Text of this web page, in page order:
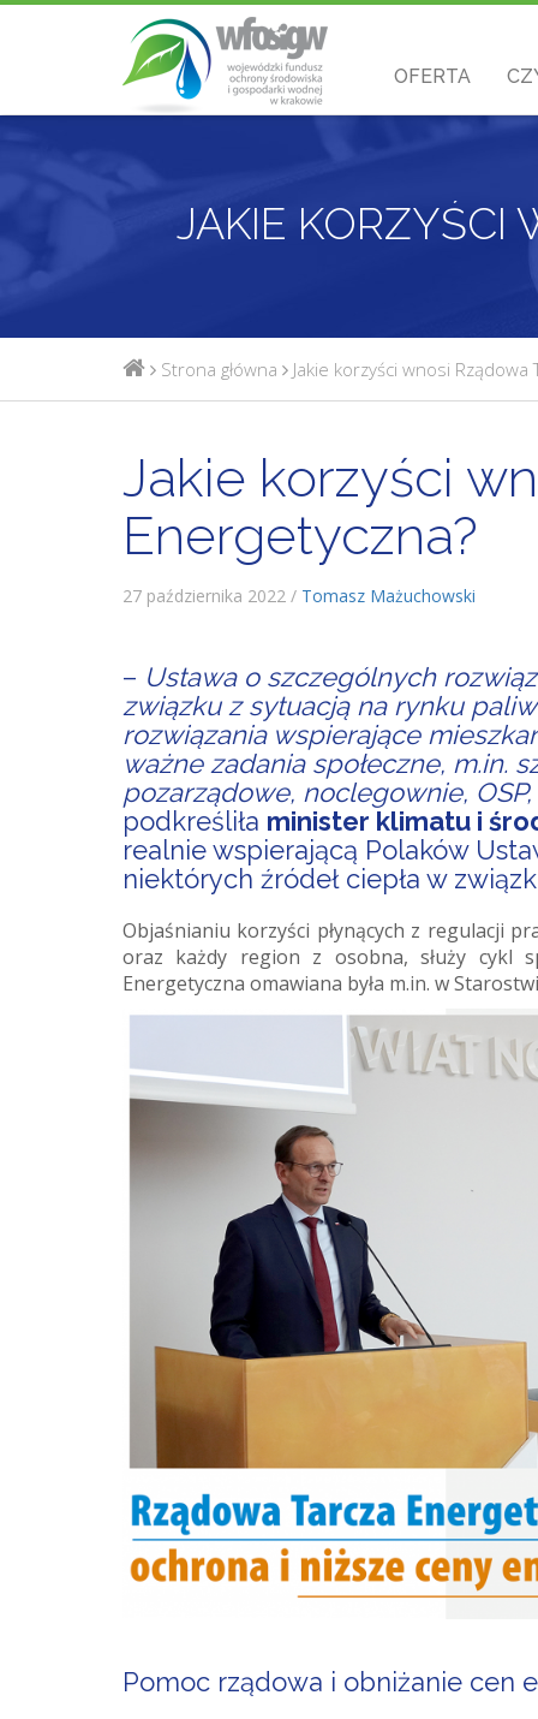
OFERTA
JAKIE KORZYŚCI
Strona główna Jakie korzyści wnosi Rządowa
Jakie korzyści
Energetyczna?
27 października 2022 / Tomasz Mażuchowski
– Ustawa o szczególnych
związku z sytuacją na rynku
rozwiązania wspierające
ważne zadania społeczne, m.in.
pozarządowe, noclegownie,
podkreśliła minister klimatu i
realnie wspierającą Polaków
niektórych źródeł ciepła w
Objaśnianiu korzyści płynących z regulacji
oraz każdy region z osobna, służy cykl
Energetyczna omawiana była m.in. w
Pomoc rządowa i obniżanie cen